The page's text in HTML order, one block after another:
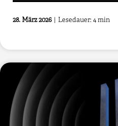
28. März 2026 | Lesedauer: 4 min